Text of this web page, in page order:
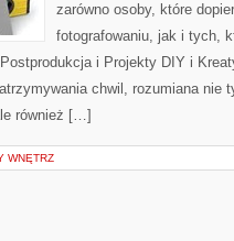
zarówno osoby, które
fotografowaniu, jak i tych,
i Projekty DIY i
chwil, rozumiana nie
również […]
WNĘTRZ